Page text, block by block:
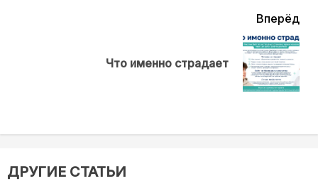
Вперёд
Что именно страдает
ДРУГИЕ СТАТЬИ